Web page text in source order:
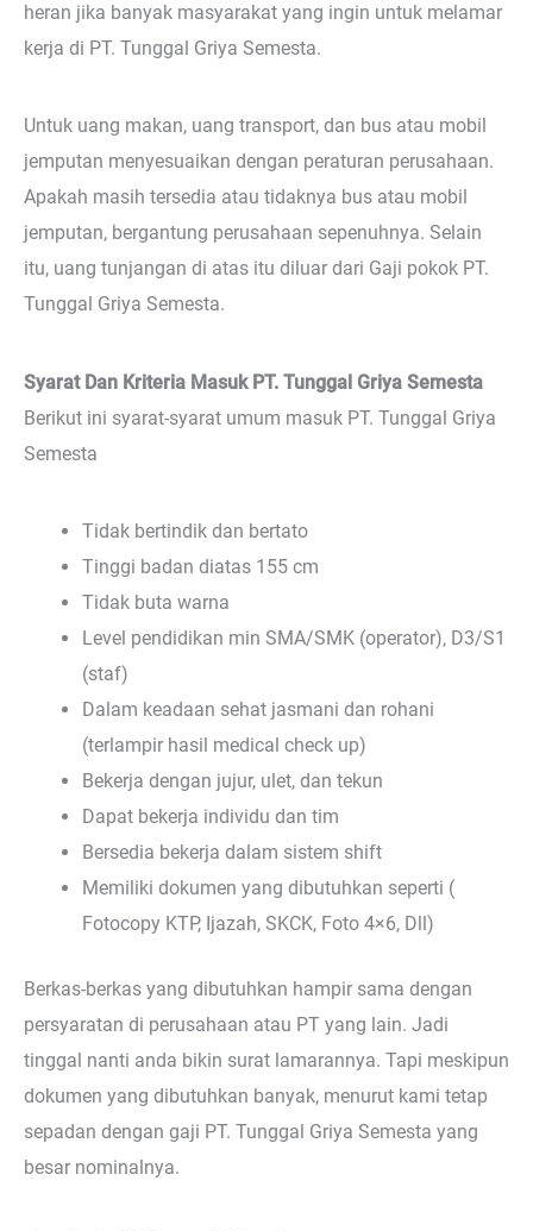
heran jika banyak masyarakat yang ingin untuk melamar
kerja di PT. Tunggal Griya Semesta.
Untuk uang makan, uang transport, dan bus atau mobil
jemputan menyesuaikan dengan peraturan perusahaan.
Apakah masih tersedia atau tidaknya bus atau mobil
jemputan, bergantung perusahaan sepenuhnya. Selain
itu, uang tunjangan di atas itu diluar dari Gaji pokok PT.
Tunggal Griya Semesta.
Syarat Dan Kriteria Masuk PT. Tunggal Griya Semesta
Berikut ini syarat-syarat umum masuk PT. Tunggal Griya
Semesta
Tidak bertindik dan bertato
Tinggi badan diatas 155 cm
Tidak buta warna
Level pendidikan min SMA/SMK (operator), D3/S1
(staf)
Dalam keadaan sehat jasmani dan rohani
(terlampir hasil medical check up)
Bekerja dengan jujur, ulet, dan tekun
Dapat bekerja individu dan tim
Bersedia bekerja dalam sistem shift
Memiliki dokumen yang dibutuhkan seperti (
Fotocopy KTP, Ijazah, SKCK, Foto 4×6, Dll)
Berkas-berkas yang dibutuhkan hampir sama dengan
persyaratan di perusahaan atau PT yang lain. Jadi
tinggal nanti anda bikin surat lamarannya. Tapi meskipun
dokumen yang dibutuhkan banyak, menurut kami tetap
sepadan dengan gaji PT. Tunggal Griya Semesta yang
besar nominalnya.